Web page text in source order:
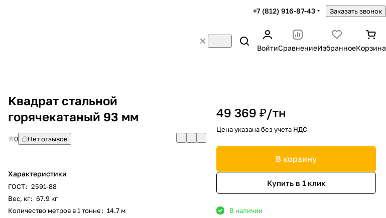
+7 (812) 916-87-43 Заказать звонок
ВойтиСравнениеИзбранноеКорзина
Квадрат стальной
горячекатаный 93 мм
0 Нет отзывов
Характеристики
ГОСТ: 2591-88
Вес, кг: 67.9 кг
Количество метров в 1 тонне: 14.7 м
49 369 ₽/тн
Цена указана без учета НДС
В корзину
Купить в 1 клик
В наличии